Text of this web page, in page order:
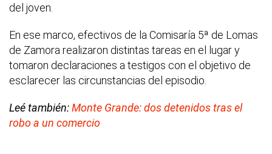
del joven.
En ese marco, efectivos de la Comisaría 5ª de Lomas
de Zamora realizaron distintas tareas en el lugar y
tomaron declaraciones a testigos con el objetivo de
esclarecer las circunstancias del episodio.
Leé también:Monte Grande: dos detenidos tras el
robo a un comercio